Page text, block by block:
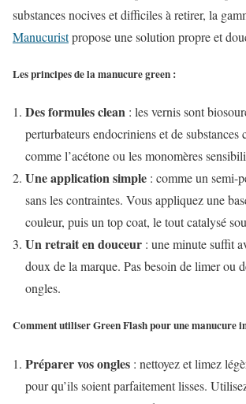
substances nocives et difficiles à retirer, la
Manucuristpropose une solution propre et
Les principes de la manucure green :
Des formules clean : les vernis sont
perturbateurs endocriniens et de substances
comme l’acétone ou les monomères
Une application simple : comme un semi-
sans les contraintes. Vous appliquez une
couleur, puis un top coat, le tout catalysé
Un retrait en douceur : une minute suffit
doux de la marque. Pas besoin de limer ou
ongles.
Comment utiliser Green Flash pour une manucure
Préparer vos ongles : nettoyez et limez
pour qu’ils soient parfaitement lisses.